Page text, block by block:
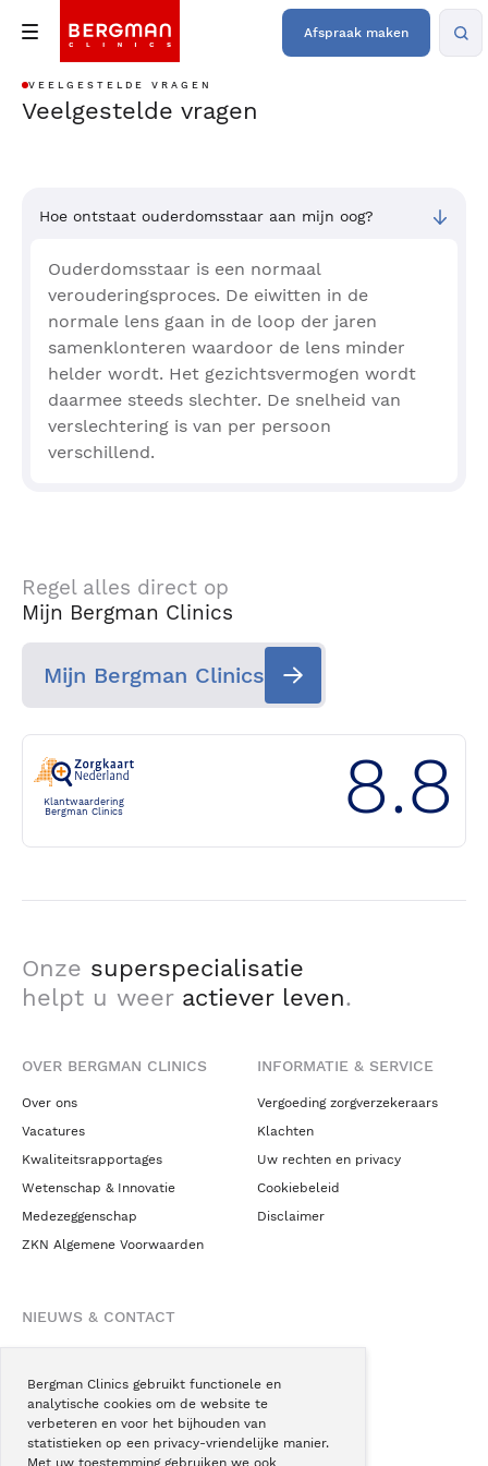
Bergman Clinics gebruikt functionele en
analytische cookies om de website te
verbeteren en voor het bijhouden van
statistieken op een privacy-vriendelijke manier.
Afspraak maken
VEELGESTELDE VRAGEN
Veelgestelde vragen
Hoe ontstaat ouderdomsstaar aan mijn oog?
Ouderdomsstaar is een normaal
verouderingsproces. De eiwitten in de
normale lens gaan in de loop der jaren
samenklonteren waardoor de lens minder
helder wordt. Het gezichtsvermogen wordt
daarmee steeds slechter. De snelheid van
verslechtering is van per persoon
verschillend.
Regel alles direct op
Mijn Bergman Clinics
Mijn Bergman Clinics
Klantwaardering
Bergman Clinics
8.8
Onze superspecialisatie
helpt u weer actiever leven.
OVER BERGMAN CLINICS
Over ons
Vacatures
Kwaliteitsrapportages
Wetenschap & Innovatie
Medezeggenschap
ZKN Algemene Voorwaarden
INFORMATIE & SERVICE
Vergoeding zorgverzekeraars
Klachten
Uw rechten en privacy
Cookiebeleid
Disclaimer
NIEUWS & CONTACT
Blogs
Podcast
Pressroom